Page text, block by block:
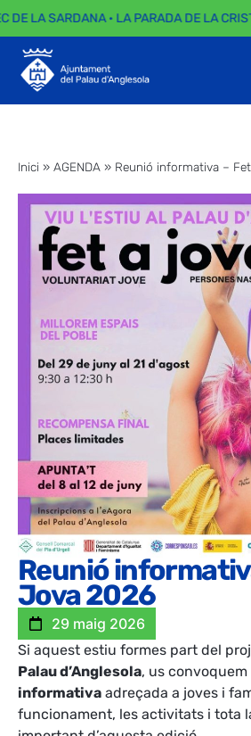
DE LA SARDANA · LA PARADA DE LA
Inici » AGENDA » Reunió informativa –
Reunió
Jova 2026
29 maig 2026
Si aquest estiu formes part del
Palau d’Anglesola, us convoquem
informativa adreçada a joves i
funcionament, les activitats i tota